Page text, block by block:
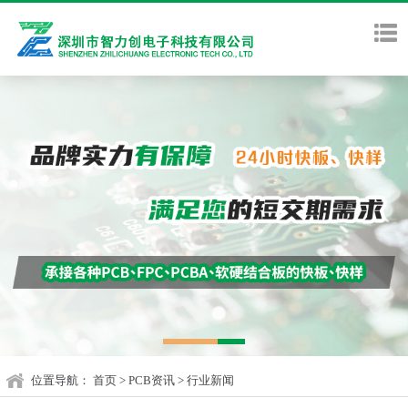
位置导航： 首页 > PCB资讯 > 行业新闻